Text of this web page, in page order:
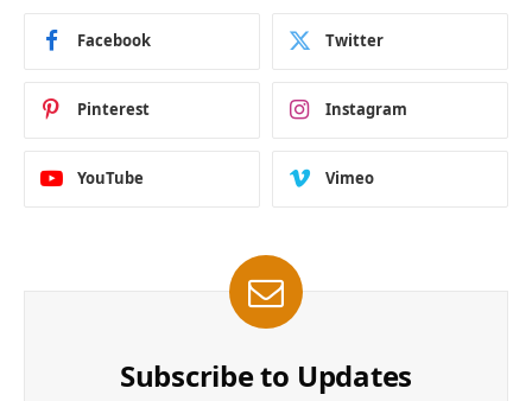
Facebook Twitter
Pinterest Instagram
YouTube Vimeo
Subscribe to Updates